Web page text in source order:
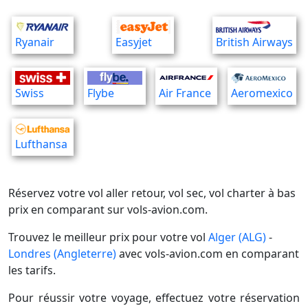
Ryanair Easyjet British Airways
Swiss Flybe Air France Aeromexico
Lufthansa
Réservez votre vol aller retour, vol sec, vol charter à bas
prix en comparant sur vols-avion.com.
Trouvez le meilleur prix pour votre vol Alger (ALG)-
Londres (Angleterre)avec vols-avion.com en comparant
les tarifs.
Pour réussir votre voyage, effectuez votre réservation